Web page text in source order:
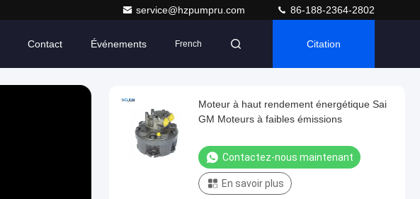
service@hzpumpru.com 86-188-2364-2802
Contact Événements French Citation
Moteur à haut rendement énergétique Sai
GM Moteurs à faibles émissions
Contactez-nous maintenant
En savoir plus